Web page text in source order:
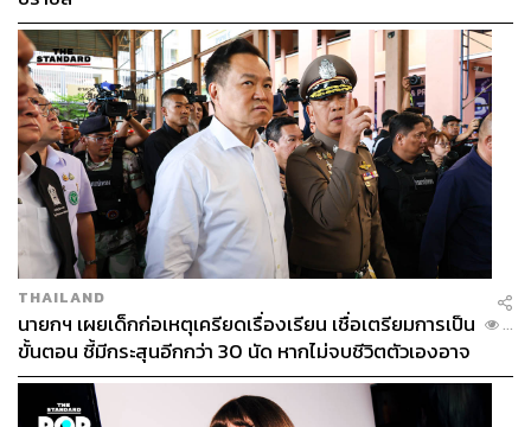
THAILAND
นายกฯ เผยเด็กก่อเหตุเครียดเรื่องเรียน เชื่อเตรียมการเป็น
ขั้นตอน ชี้มีกระสุนอีกกว่า 30 นัด หากไม่จบชีวิตตัวเองอาจ
สูญเสียเพิ่ม
...